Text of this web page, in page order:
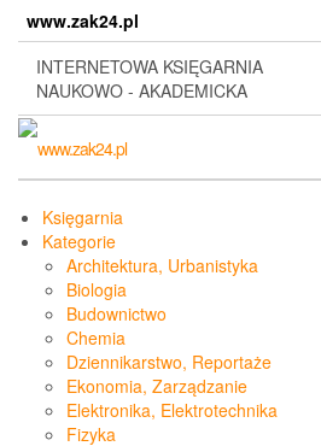
content
www.zak24.pl
INTERNETOWA KSIĘGARNIA
NAUKOWO - AKADEMICKA
Księgarnia
Kategorie
Architektura, Urbanistyka
Biologia
Budownictwo
Chemia
Dziennikarstwo, Reportaże
Ekonomia, Zarządzanie
Elektronika, Elektrotechnika
Fizyka